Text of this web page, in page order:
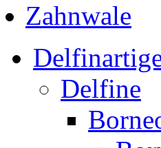
Zahnwale
Delfine